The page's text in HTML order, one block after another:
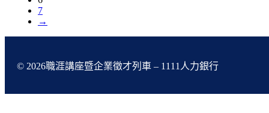
7
→
© 2026職涯講座暨企業徵才列車 – 1111人力銀行